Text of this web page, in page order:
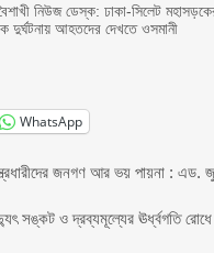
নিউজ ডেস্ক: ঢাকা-সিলেট
দুর্ঘটনায় আহতদের দেখতে ওসমানী
WhatsApp
জনগণ আর ভয় পায়না : এড.
সঙ্কট ও দ্রব্যমূল্যের ঊর্ধ্বগতি রোধে